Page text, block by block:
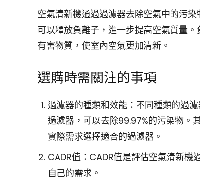
空氣清新機通過過濾器去除空氣中的污
可以釋放負離子，進一步提高空氣質量
有害物質，使室內空氣更加清新。
選購時需關注的事項
過濾器的種類和效能：不同種類的過
過濾器，可以去除99.97%的污染物。
實際需求選擇適合的過濾器。
CADR值：CADR值是評估空氣清新機
自己的需求。